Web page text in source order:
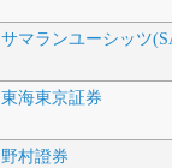
サマランユーシッツ
東海東京証券
野村證券